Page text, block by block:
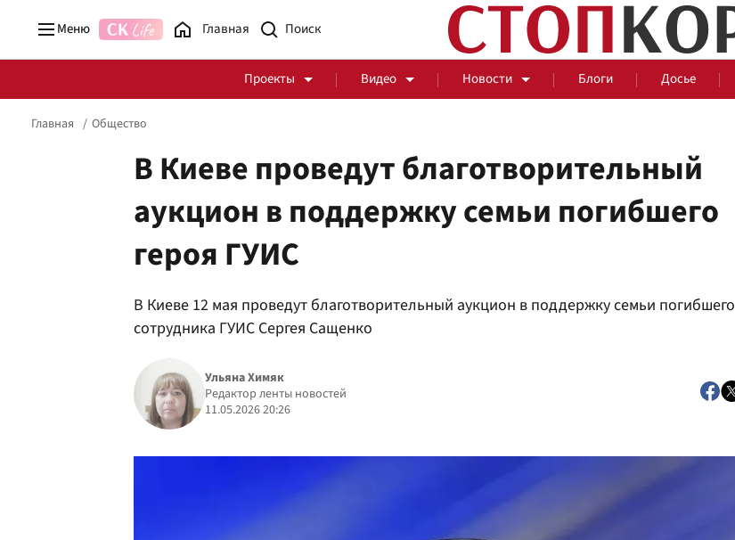
Меню Главная
Проекты Видео Новости Блоги Досье
Стоп Политической Коррупции Честные закупки За оградой
Главная Общество
В Киеве проведут благотворительный
аукцион в поддержку семьи погибшего
героя ГУИС
В Киеве 12 мая проведут благотворительный аукцион в поддержку семьи погибшего
сотрудника ГУИС Сергея Сащенко
Ульяна Химяк
Редактор ленты новостей
11.05.2026 20:26